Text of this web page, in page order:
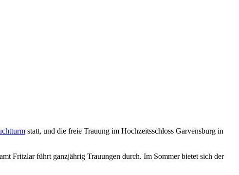
statt, und die freie Trauung im Hochzeitsschloss Garvensburg in
Fritzlar führt ganzjährig Trauungen durch. Im Sommer bietet sich der